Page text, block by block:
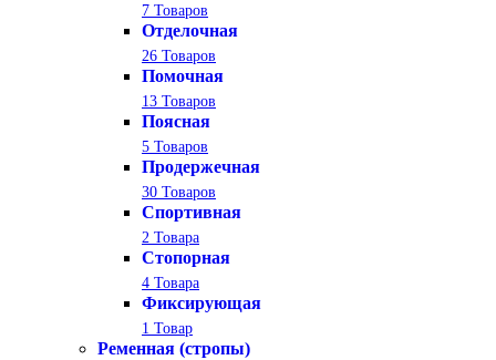
7 Товаров
Отделочная
26 Товаров
Помочная
13 Товаров
Поясная
5 Товаров
Продержечная
30 Товаров
Спортивная
2 Товара
Стопорная
4 Товара
Фиксирующая
1 Товар
Ременная (стропы)